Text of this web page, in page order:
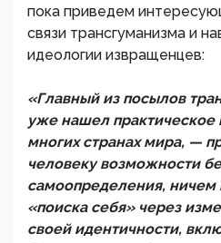
пока приведем
связи трансгуманизма и
идеологии извращенцев:
«Главный из посылов
уже нашел
многих странах мира, —
человеку возможности
самоопределения, ничем
«поиска себя» через
своей идентичности,